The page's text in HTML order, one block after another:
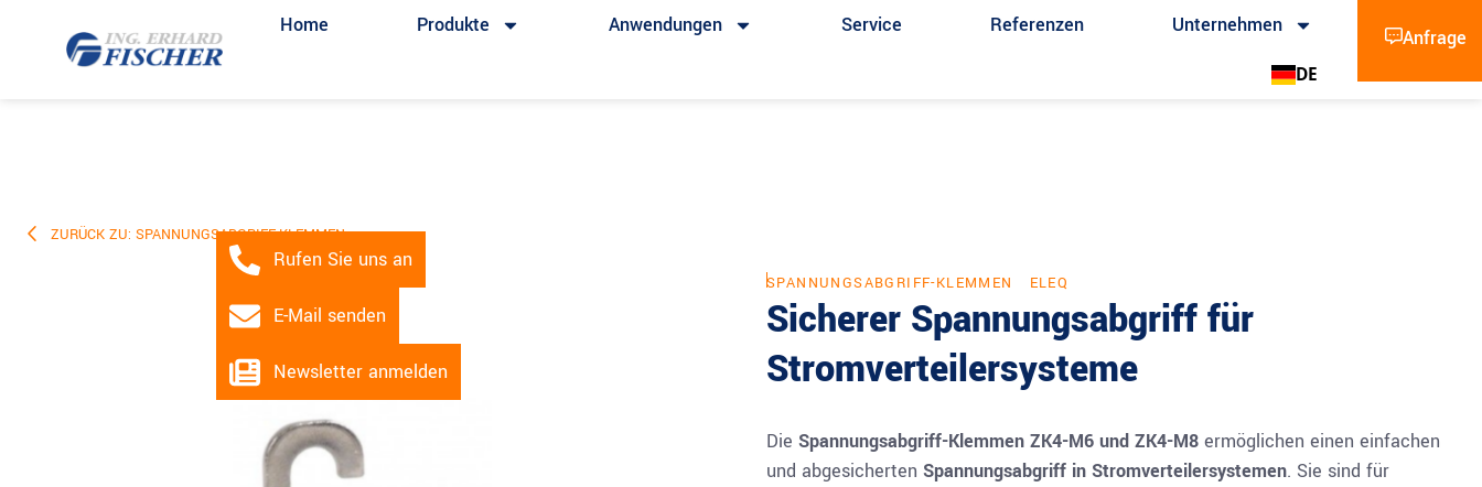
Home Produkte Anwendungen Service Referenzen Unternehmen
DE
Anfrage
ZURÜCK ZU: SPANNUNGSABGRIFF-KLEMMEN
SPANNUNGSABGRIFF-KLEMMEN ELEQ
Sicherer Spannungsabgriff für
Stromverteilersysteme
Die Spannungsabgriff-Klemmen ZK4-M6 und ZK4-M8ermöglichen einen einfachen
und abgesicherten Spannungsabgriff in Stromverteilersystemen. Sie sind für
Rufen Sie uns an
E-Mail senden
Newsletter anmelden